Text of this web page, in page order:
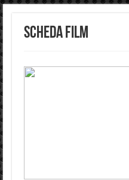
Scheda Film